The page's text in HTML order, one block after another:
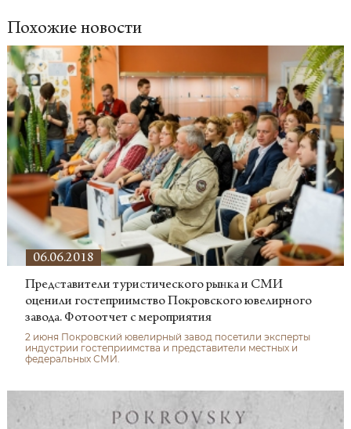
Похожие новости
06.06.2018
Представители туристического рынка и СМИ
оценили гостеприимство Покровского ювелирного
завода. Фотоотчет с мероприятия
2 июня Покровский ювелирный завод посетили эксперты
индустрии гостеприимства и представители местных и
федеральных СМИ.